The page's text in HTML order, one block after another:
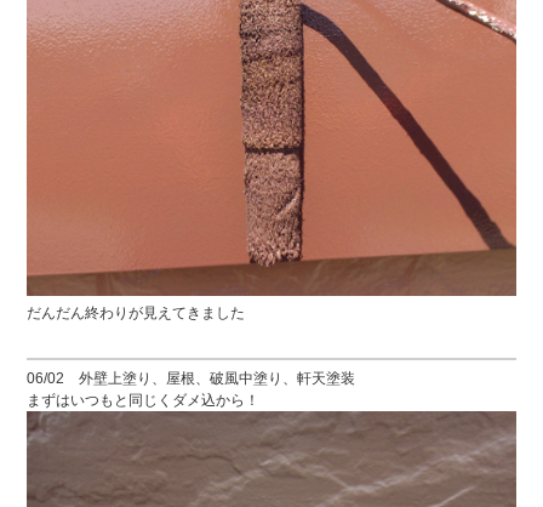
だんだん終わりが見えてきました
06/02 外壁上塗り、屋根、破風中塗り、軒天塗装
まずはいつもと同じくダメ込から！